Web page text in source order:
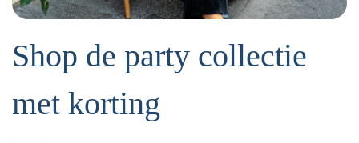
Shop de party collectie
met korting